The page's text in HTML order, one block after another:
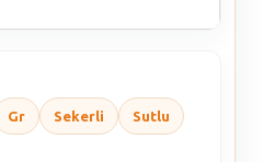
Gr Sekerli Sutlu